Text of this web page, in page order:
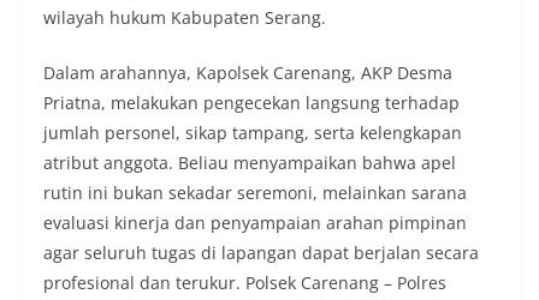
wilayah hukum Kabupaten Serang.
Dalam arahannya, Kapolsek Carenang, AKP Desma
Priatna, melakukan pengecekan langsung terhadap
jumlah personel, sikap tampang, serta kelengkapan
atribut anggota. Beliau menyampaikan bahwa apel
rutin ini bukan sekadar seremoni, melainkan sarana
evaluasi kinerja dan penyampaian arahan pimpinan
agar seluruh tugas di lapangan dapat berjalan secara
profesional dan terukur. Polsek Carenang – Polres